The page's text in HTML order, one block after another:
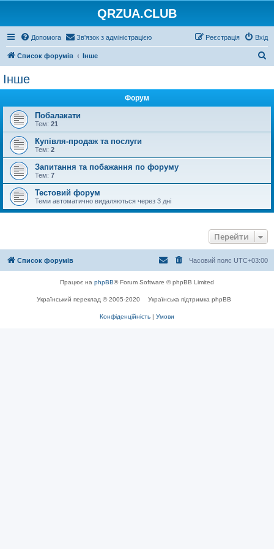
QRZUA.CLUB
Допомога Зв'язок з адміністрацією Вхід
Реєстрація
Список форумів Інше
Інше
Форум
Побалакати
Тем: 21
Купівля-продаж та послуги
Тем: 2
Запитання та побажання по форуму
Тем: 7
Тестовий форум
Теми автоматично видаляються через 3 дні
Перейти
Список форумів Часовий пояс UTC+03:00
Працює на phpBB® Forum Software © phpBB Limited
Український переклад © 2005-2020 Українська підтримка phpBB
Конфіденційність | Умови